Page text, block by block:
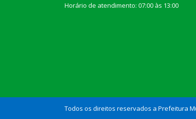
Horário de atendimento: 07:00 às 13:00
Todos os direitos reservados a Prefeitura